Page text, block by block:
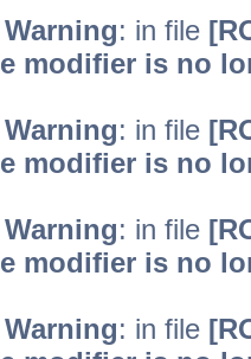
: in file
modifier is no
: in file
modifier is no
: in file
modifier is no
: in file